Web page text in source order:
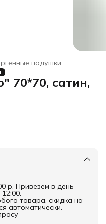
подушки
70*70, сатин,
р. Привезем в день
товара, скидка на
автоматически.